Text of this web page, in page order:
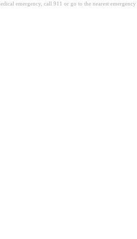
emergency, call 911 or go to the nearest emergency